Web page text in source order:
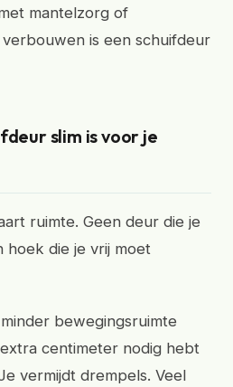
mantelzorg of
is een schuifdeur
slim is voor je
ruimte. Geen deur die je
hoek die je vrij moet
bewegingsruimte
centimeter nodig hebt
vermijdt drempels. Veel